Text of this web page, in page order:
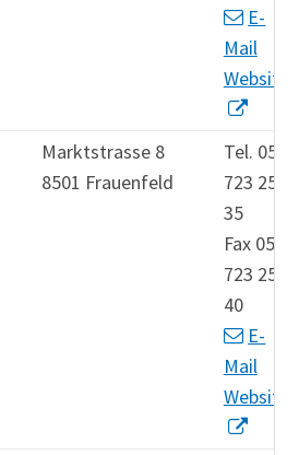
E-
Mail
Website
Marktstrasse 8
8501 Frauenfeld
Tel. 052
723 25
35
Fax 052
723 25
40
E-
Mail
Website